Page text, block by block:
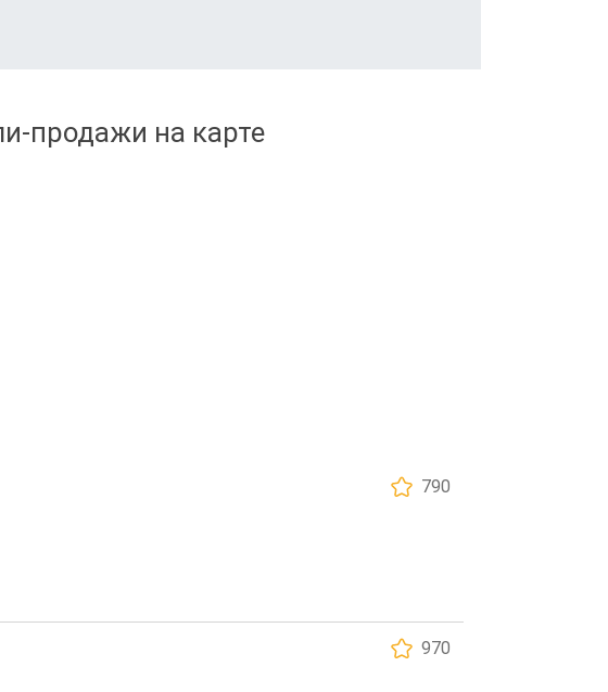
продажи на карте
790
970